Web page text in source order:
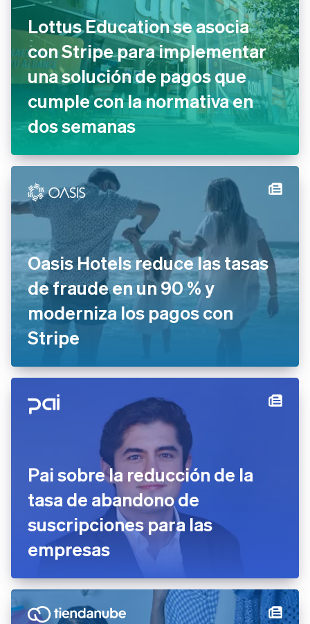
Lottus Education se asocia
con Stripe para implementar
una solución de pagos que
cumple con la normativa en
dos semanas
Oasis Hotels reduce las tasas
de fraude en un 90 % y
moderniza los pagos con
Stripe
Pai sobre la reducción de la
tasa de abandono de
suscripciones para las
empresas
España
EspañolEnglish
Estados Unidos
EnglishEspañol简体中文
Estonia
English
Finlandia
EnglishSvenska
Francia
FrançaisEnglish
English
English
Hungría
English
India
English
Irlanda
English
Italia
ItalianoEnglish
Japón
日本語English
Letonia
Liechtenstein
Lituania
Luxemburgo
English
English简体中文
English
México
EspañolEnglish
Noruega
English
English
Países Bajos
NederlandsEnglish